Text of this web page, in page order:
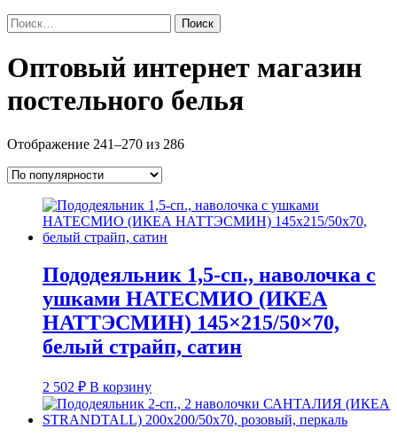
Найти:
Оптовый интернет магазин
постельного белья
Отображение 241–270 из 286Сортировка:
Пододеяльник 1,5-сп., наволочка с
ушками НАТЕСМИО (ИКЕА
НАТТЭСМИН) 145×215/50×70,
белый страйп, сатин
2 502 ₽ В корзину